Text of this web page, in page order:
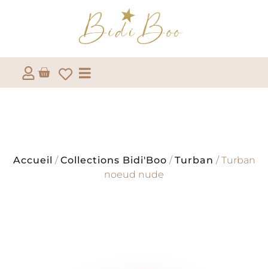
Accueil /Collections Bidi'Boo /Turban / Turban
noeud nude